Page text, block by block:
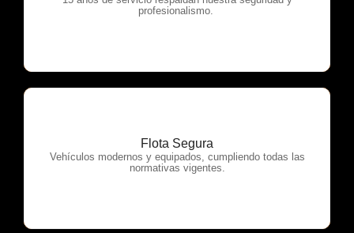
profesionalismo.
Flota Segura
Vehículos modernos y equipados, cumpliendo todas las
normativas vigentes.
OTP Servicios